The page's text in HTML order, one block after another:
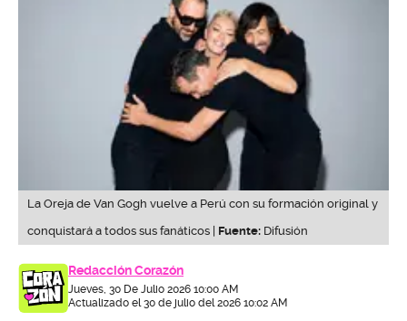
La Oreja de Van Gogh vuelve a Perú con su formación original y
conquistará a todos sus fanáticos | Fuente: Difusión
Redacción Corazón
Jueves, 30 De Julio 2026 10:00 AM
Actualizado el 30 de julio del 2026 10:02 AM